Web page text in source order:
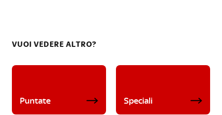
VUOI VEDERE ALTRO?
Puntate Speciali